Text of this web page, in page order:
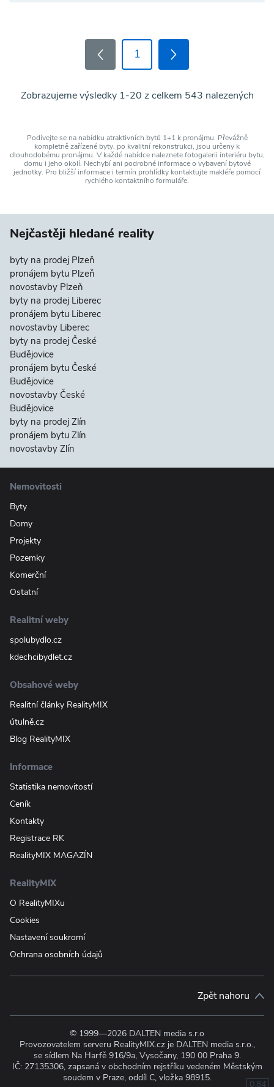
1
Zobrazujeme výsledky 1-20 z celkem 543 nalezených
Podívejte se na nabídku atraktivních bytů 1+1 k pronájmu. Převážně
kompletně zařízené byty, po kvalitní rekonstrukci, jsou určeny k
dlouhodobému pronájmu. V každé nabídce naleznete fotogalerii interiéru bytu,
domu i jeho okolí. Nechybí ani podrobné informace o vybavení bytové
jednotky. Pro bližší informace i termín prohlídky kontaktujte makléře pomocí
rychlého kontaktního formuláře.
Nejčastěji hledané reality
byty na prodej Plzeň
pronájem bytu Plzeň
novostavby Plzeň
byty na prodej Liberec
pronájem bytu Liberec
novostavby Liberec
byty na prodej České
Budějovice
pronájem bytu České
Budějovice
novostavby České
Budějovice
byty na prodej Zlín
pronájem bytu Zlín
novostavby Zlín
Nemovitosti
Byty
Domy
Projekty
Pozemky
Komerční
Ostatní
Realitní weby
spolubydlo.cz
kdechcibydlet.cz
Obsahové weby
Realitní články RealityMIX
útulně.cz
Blog RealityMIX
Informace
Statistika nemovitostí
Ceník
Kontakty
Registrace RK
RealityMIX MAGAZÍN
RealityMIX
O RealityMIXu
Cookies
Nastavení soukromí
Ochrana osobních údajů
Zpět nahoru
© 1999—2026 DALTEN media s.r.o
Provozovatelem serveru RealityMIX.cz je DALTEN media s.r.o.,
se sídlem Na Harfě 916/9a, Vysočany, 190 00 Praha 9.
IČ: 27135306, zapsaná v obchodním rejstříku vedeném Městským
soudem v Praze, oddíl C, vložka 98915.
0.84